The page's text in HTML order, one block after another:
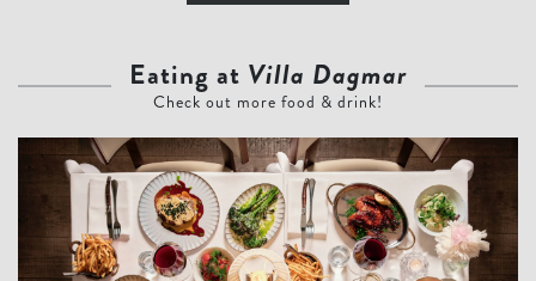
Eating at Villa Dagmar
Check out more food & drink!
Restaurang Dagmar